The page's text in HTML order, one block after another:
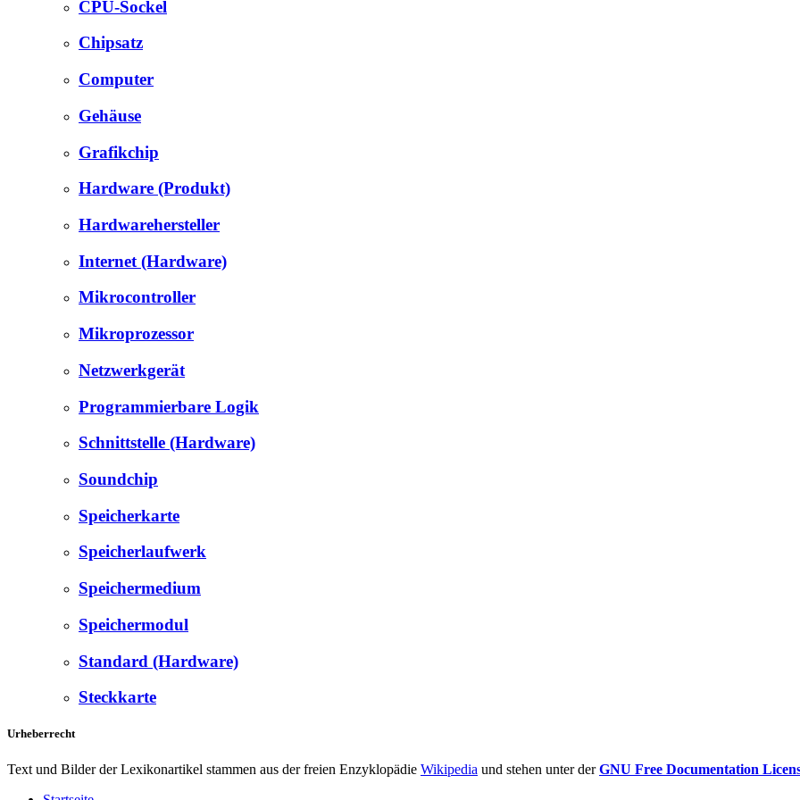
CPU-Sockel
Chipsatz
Computer
Gehäuse
Grafikchip
Hardware (Produkt)
Hardwarehersteller
Internet (Hardware)
Mikrocontroller
Mikroprozessor
Netzwerkgerät
Programmierbare Logik
Schnittstelle (Hardware)
Soundchip
Speicherkarte
Speicherlaufwerk
Speichermedium
Speichermodul
Standard (Hardware)
Steckkarte
Urheberrecht
Text und Bilder der Lexikonartikel stammen aus der freien Enzyklopädie Wikipedia und stehen unter derGNU Free Documentation